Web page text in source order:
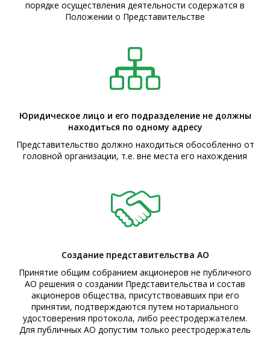
порядке осуществления деятельности содержатся в
Положении о Представительстве
Юридическое лицо и его подразделение не должны
находиться по одному адресу
Представительство должно находиться обособленно от
головной организации, т.е. вне места его нахождения
Создание представительства АО
Принятие общим собранием акционеров не публичного
АО решения о создании Представительства и состав
акционеров общества, присутствовавших при его
принятии, подтверждаются путем нотариального
удостоверения протокола, либо реестродержателем.
Для публичных АО допустим только реестродержатель